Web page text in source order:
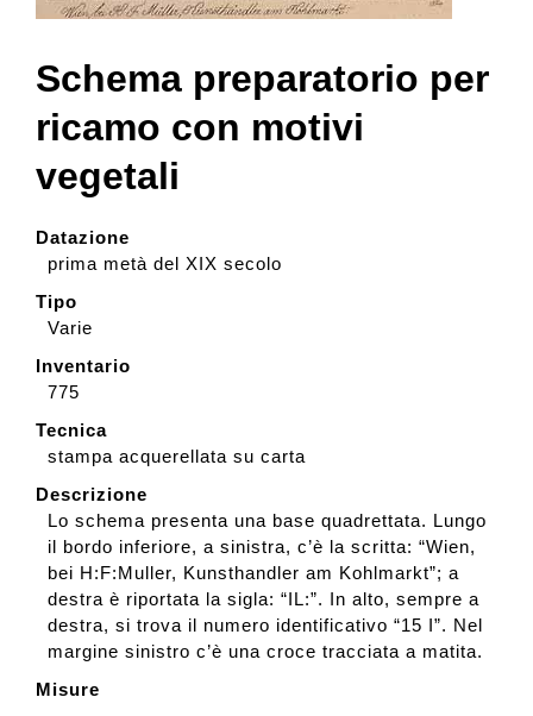
Collezione
Contatti e biglietti
Dona
English
Schema preparatorio per
ricamo con motivi
vegetali
Datazione
prima metà del XIX secolo
Tipo
Varie
Inventario
775
Tecnica
stampa acquerellata su carta
Descrizione
Lo schema presenta una base quadrettata. Lungo
il bordo inferiore, a sinistra, c’è la scritta: “Wien,
bei H:F:Muller, Kunsthandler am Kohlmarkt”; a
destra è riportata la sigla: “IL:”. In alto, sempre a
destra, si trova il numero identificativo “15 I”. Nel
margine sinistro c’è una croce tracciata a matita.
Misure